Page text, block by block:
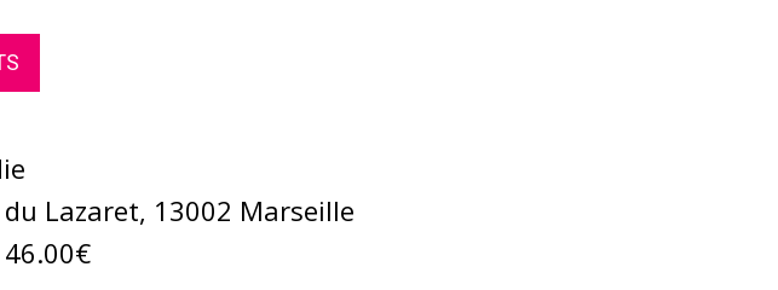
Lazaret, 13002 Marseille